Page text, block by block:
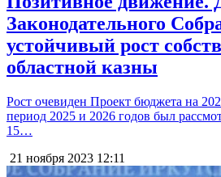
Законодательного
устойчивый рост
областной казны
Рост очевиден Проект бюджета на
период 2025 и 2026 годов был
15…
21 ноября 2023 12:11